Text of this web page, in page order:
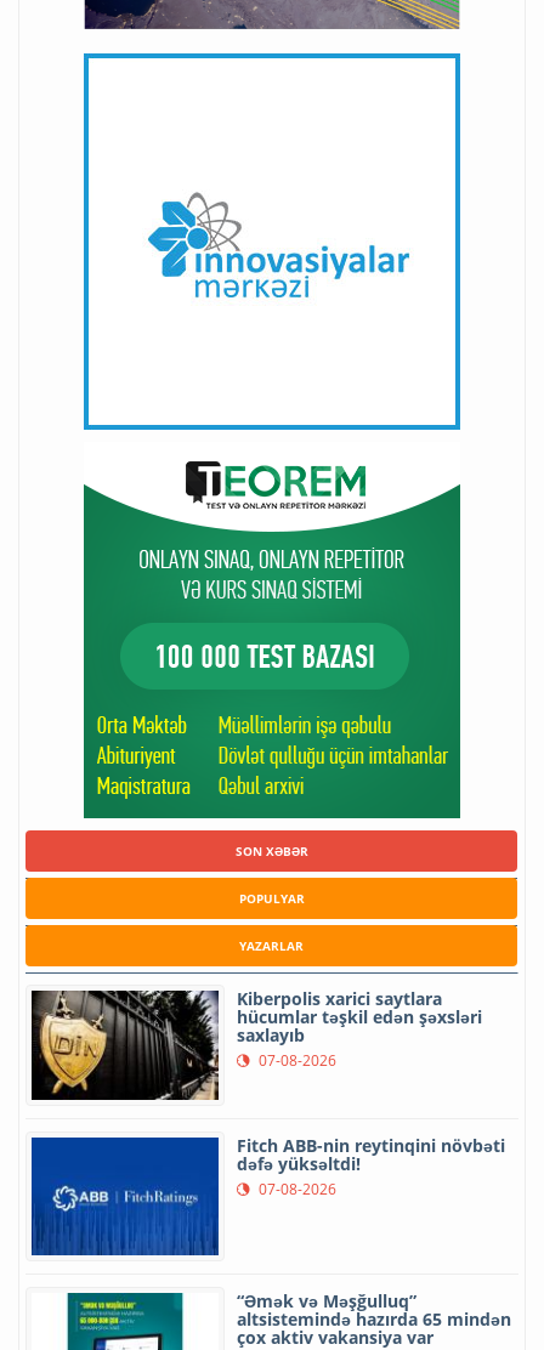
SON XƏBƏR
POPULYAR
YAZARLAR
Kiberpolis xarici saytlara
hücumlar təşkil edən şəxsləri
saxlayıb
07-08-2026
Fitch ABB-nin reytinqini növbəti
dəfə yüksəltdi!
07-08-2026
“Əmək və Məşğulluq”
altsistemində hazırda 65 mindən
çox aktiv vakansiya var